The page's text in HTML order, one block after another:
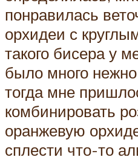
понравилась
орхидеи с
такого бисера у
было много
тогда мне
комбинировать
оранжевую
сплести что-то